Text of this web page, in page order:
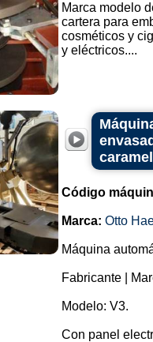
Marca modelo
cartera para
cosméticos y
y eléctricos....
Código
Marca: Otto
Máquina
Fabricante |
Modelo: V3.
Con panel